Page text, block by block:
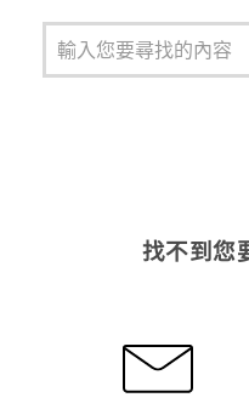
找不到您